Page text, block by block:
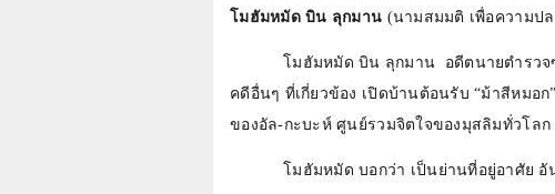
โมฮัมหมัด บิน ลุกมาน (นามสมมติ เพื่อความป
โมฮัมหมัด บิน ลุกมาน
อดีตนายตำรว
คดีอื่นๆ ที่เกี่ยวข้อง เปิดบ้านต้อนรับ “ม้าสีหมอ
ของอัล-กะบะห์ ศูนย์รวมจิตใจของมุสลิมทั่วโล
โมฮัมหมัด บอกว่า เป็นย่านที่อยู่อาศัย